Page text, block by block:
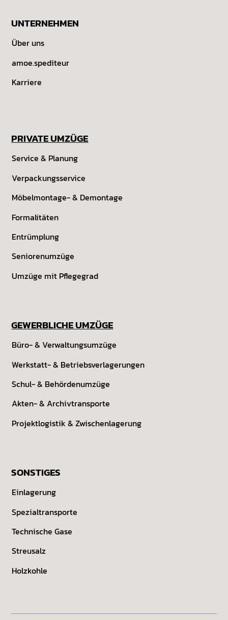
UNTERNEHMEN
Über uns
amoe.spediteur
Karriere
PRIVATE UMZÜGE
Service & Planung
Verpackungsservice
Möbelmontage- & Demontage
Formalitäten
Entrümplung
Seniorenumzüge
Umzüge mit Pflegegrad
GEWERBLICHE UMZÜGE
Büro- & Verwaltungs­umzüge
Werkstatt- & Betriebs­verlagerungen
Schul- & Behörden­umzüge
Akten- & Archiv­transporte
Projekt­logistik & Zwischen­lagerung
SONSTIGES
Einlagerung
Spezialtransporte
Technische Gase
Streusalz
Holzkohle